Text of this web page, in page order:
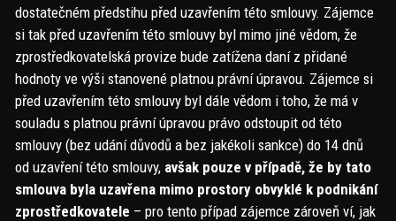
dostatečném předstihu před uzavřením této smlouvy. Zájemce
si tak před uzavřením této smlouvy byl mimo jiné vědom, že
zprostředkovatelská provize bude zatížena daní z přidané
hodnoty ve výši stanovené platnou právní úpravou. Zájemce si
před uzavřením této smlouvy byl dále vědom i toho, že má v
souladu s platnou právní úpravou právo odstoupit od této
smlouvy (bez udání důvodů a bez jakékoli sankce) do 14 dnů
od uzavření této smlouvy, avšak pouze v případě, že by tato
smlouva byla uzavřena mimo prostory obvyklé k podnikání
zprostředkovatele – pro tento případ zájemce zároveň ví, jak